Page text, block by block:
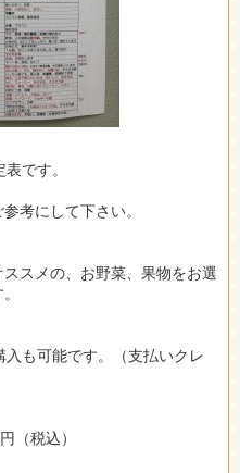
です。
考にして下さい。
スメの、お野菜、果物をお選
も可能です。（支払いクレ
（税込）